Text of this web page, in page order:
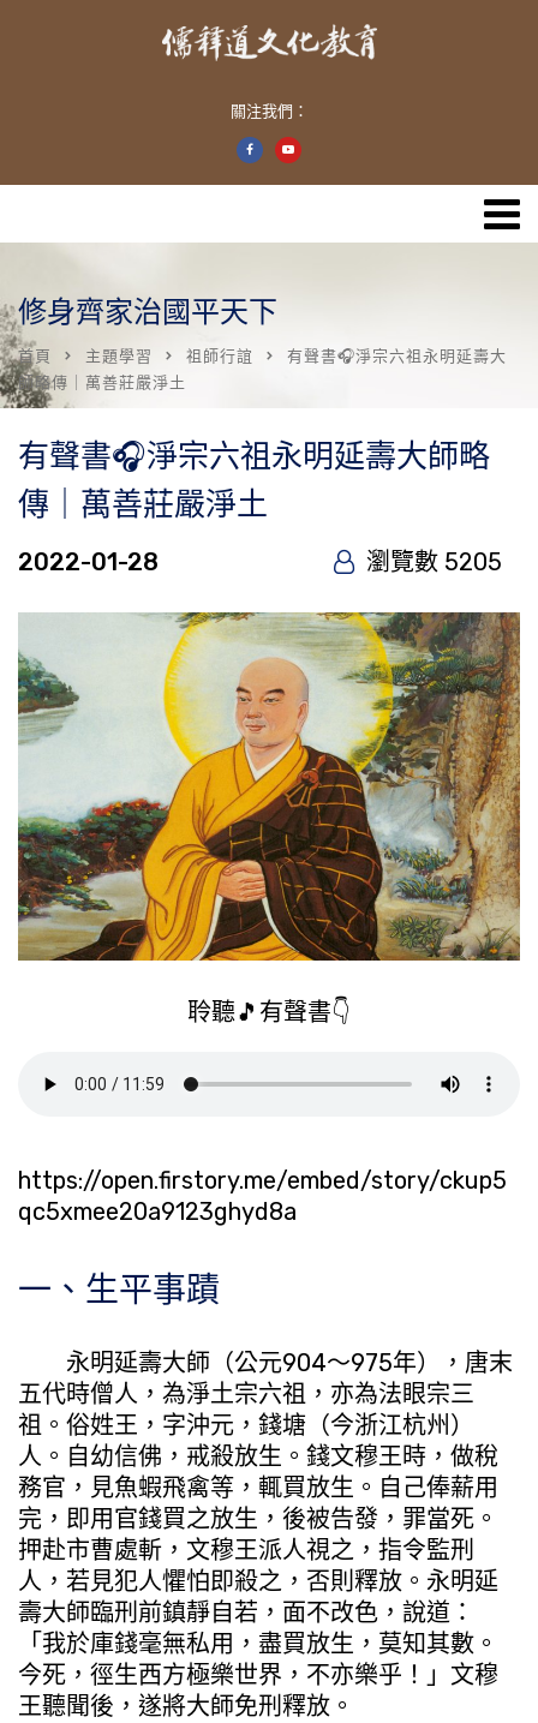
關注我們：
修身齊家治國平天下
首頁 主題學習 祖師行誼
有聲書🎧淨宗六祖永明延壽大
師略傳｜萬善莊嚴淨土
有聲書🎧淨宗六祖永明延壽大師略
傳｜萬善莊嚴淨土
2022-01-28 瀏覽數 5205
聆聽🎵有聲書👇️
https://open.firstory.me/embed/story/ckup5
qc5xmee20a9123ghyd8a
一、生平事蹟
永明延壽大師（公元904～975年），唐末
五代時僧人，為淨土宗六祖，亦為法眼宗三
祖。俗姓王，字沖元，錢塘（今浙江杭州）
人。自幼信佛，戒殺放生。錢文穆王時，做稅
務官，見魚蝦飛禽等，輒買放生。自己俸薪用
完，即用官錢買之放生，後被告發，罪當死。
押赴市曹處斬，文穆王派人視之，指令監刑
人，若見犯人懼怕即殺之，否則釋放。永明延
壽大師臨刑前鎮靜自若，面不改色，說道：
「我於庫錢毫無私用，盡買放生，莫知其數。
今死，徑生西方極樂世界，不亦樂乎！」文穆
王聽聞後，遂將大師免刑釋放。